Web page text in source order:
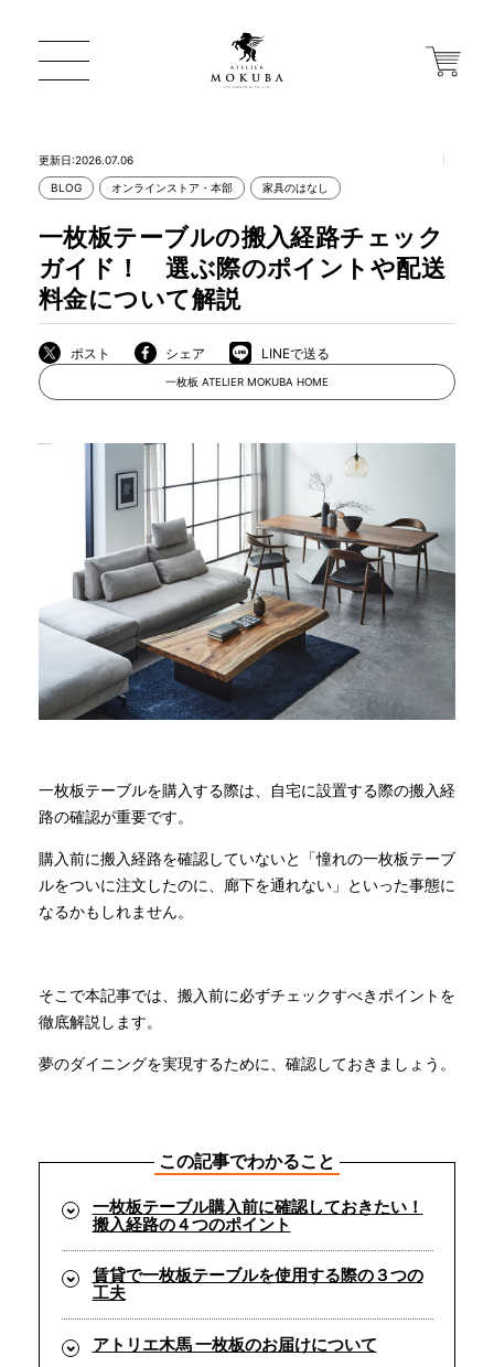
店舗から探す
一枚板 ATELIER MOKUBA HOME
MOKUBA について
商品情報
直営店
イベント
全商品一覧
新入荷情報
INFORMATION
よくあるご質問
お問い合わせ
更新日:2026.07.06
BLOG オンラインストア・本部 家具のはなし
一枚板テーブルの搬入経路チェック
ガイド！ 選ぶ際のポイントや配送
料金について解説
ポスト シェア LINEで送る
一枚板 ATELIER MOKUBA HOME
一枚板テーブルを購入する際は、自宅に設置する際の搬入経
路の確認が重要です。
購入前に搬入経路を確認していないと「憧れの一枚板テーブ
ルをついに注文したのに、廊下を通れない」といった事態に
なるかもしれません。
そこで本記事では、搬入前に必ずチェックすべきポイントを
徹底解説します。
夢のダイニングを実現するために、確認しておきましょう。
この記事でわかること
一枚板テーブル購入前に確認しておきたい！
搬入経路の４つのポイント
賃貸で一枚板テーブルを使用する際の３つの
工夫
アトリエ木馬 一枚板のお届けについて